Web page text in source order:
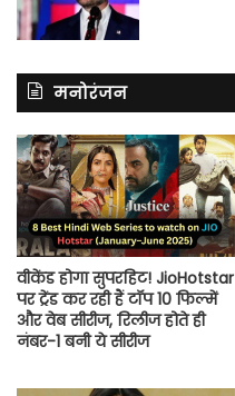
मनोरंजन
वीकेंड होगा सुपरहिट! JioHotstar
पर ट्रेंड कर रही हैं टॉप 10 फिल्में
और वेब सीरीज, रिलीज होते ही
नंबर-1 बनी ये सीरीज